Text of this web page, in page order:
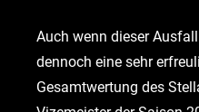
Auch wenn dieser
dennoch eine sehr
Gesamtwertung des